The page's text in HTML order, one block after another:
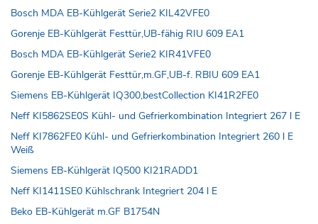
Bosch MDA EB-Kühlgerät Serie2 KIL42VFE0
Gorenje EB-Kühlgerät Festtür,UB-fähig RIU 609 EA1
Bosch MDA EB-Kühlgerät Serie2 KIR41VFE0
Gorenje EB-Kühlgerät Festtür,m.GF,UB-f. RBIU 609 EA1
Siemens EB-Kühlgerät IQ300,bestCollection KI41R2FE0
Neff KI5862SE0S Kühl- und Gefrierkombination Integriert 267 l E
Neff KI7862FE0 Kühl- und Gefrierkombination Integriert 260 l E
Weiß
Siemens EB-Kühlgerät IQ500 KI21RADD1
Neff KI1411SE0 Kühlschrank Integriert 204 l E
Beko EB-Kühlgerät m.GF B1754N